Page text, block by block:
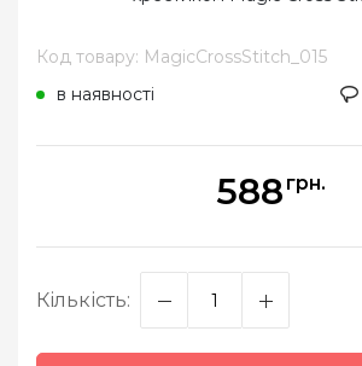
Код товару: MagicCrossStitch_015
в наявності
588 грн.
Кількість: